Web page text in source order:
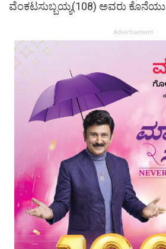
ವೆಂಕಟಸುಬ್ಬಯ್ಯ(108) ಅವರು
Advertisement